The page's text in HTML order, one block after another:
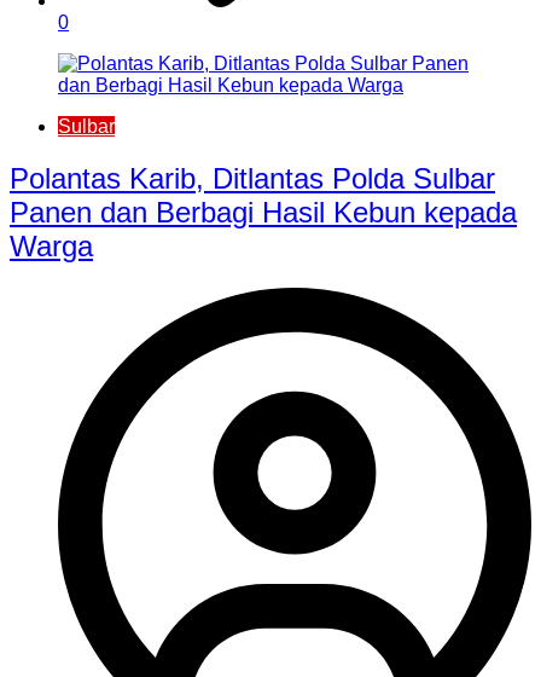
0
Sulbar
Polantas Karib, Ditlantas Polda Sulbar
Panen dan Berbagi Hasil Kebun kepada
Warga